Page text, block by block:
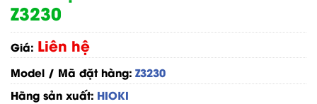
Z3230
Giá: Liên hệ
Model / Mã đặt hàng: Z3230
Hãng sản xuất: HIOKI